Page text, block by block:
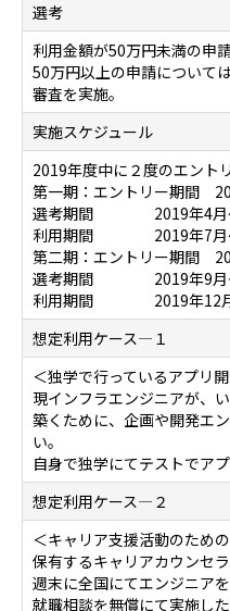
選考
利用金額が50万円未満の申
50万円以上の申請について
審査を実施。
実施スケジュール
2019年度中に２度のエント
第一期：エントリー期間
選考期間 2019年4月
利用期間 2019年7月～
第二期：エントリー期間
選考期間 2019年9月
利用期間 2019年12月
想定利用ケース―１
＜独学で行っているアプリ
現インフラエンジニアが、
築くために、企画や開発エ
い。
自身で独学にてテストでア
想定利用ケース―２
＜キャリア支援活動のため
保有するキャリアカウンセ
週末に全国にてエンジニア
就職相談を無償にて実施し